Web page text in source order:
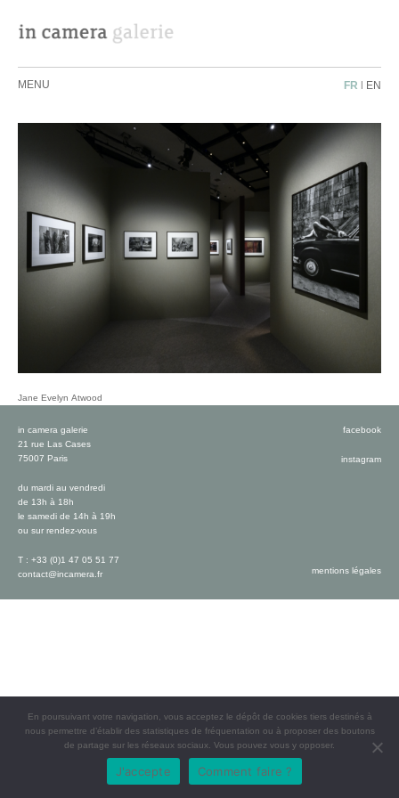
MENU FR | EN
Jane Evelyn Atwood
in camera galerie
21 rue Las Cases
75007 Paris
du mardi au vendredi
de 13h à 18h
le samedi de 14h à 19h
ou sur rendez-vous
T : +33 (0)1 47 05 51 77
contact@incamera.fr
facebook
instagram
mentions légales
En poursuivant votre navigation, vous acceptez le dépôt de cookies tiers destinés à
nous permettre d’établir des statistiques de fréquentation ou à proposer des boutons
de partage sur les réseaux sociaux. Vous pouvez vous y opposer.
J'accepte Comment faire ?